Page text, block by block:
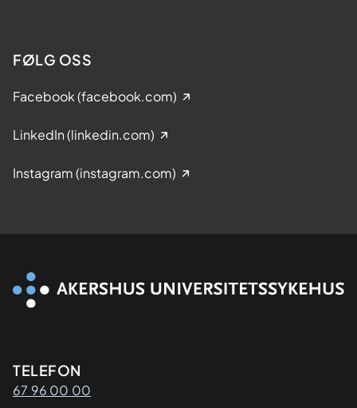
FØLG OSS
Facebook (facebook.com)
LinkedIn (linkedin.com)
Instagram (instagram.com)
Kontaktinformasjon
TELEFON
67 96 00 00